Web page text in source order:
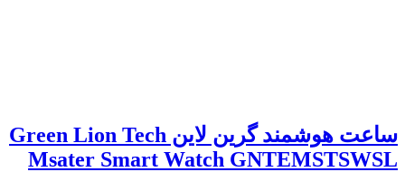
ساعت هوشمند گرین لاین Green Lion Tech
Msater Smart Watch GNTEMSTSWSL